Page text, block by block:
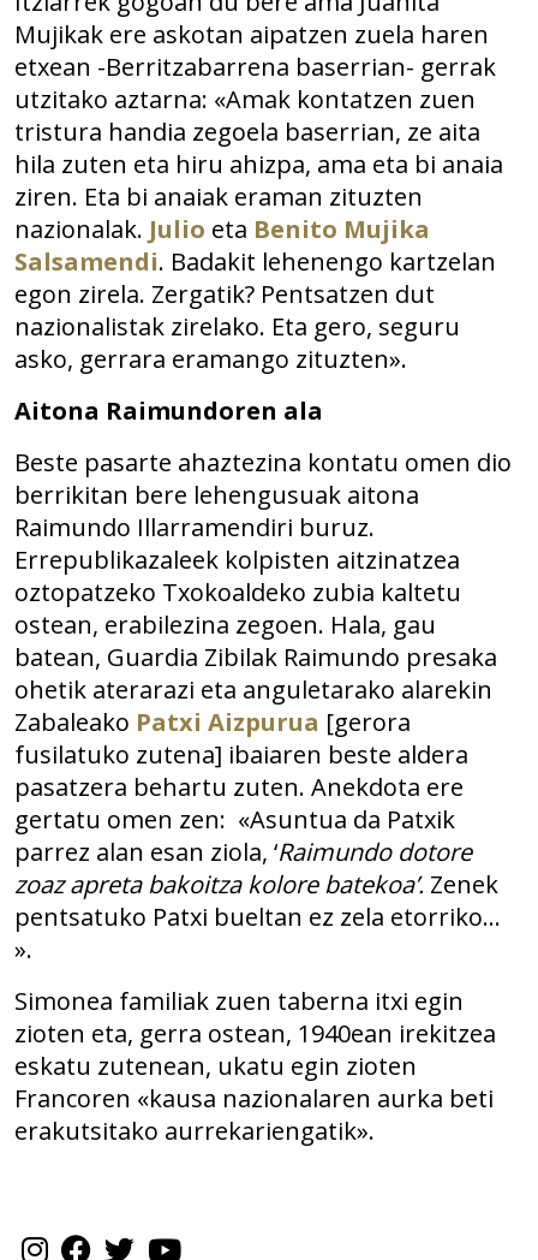
Mujikak ere askotan aipatzen zuela haren
etxean -Berritzabarrena baserrian- gerrak
utzitako aztarna: «Amak kontatzen zuen
tristura handia zegoela baserrian, ze aita
hila zuten eta hiru ahizpa, ama eta bi anaia
ziren. Eta bi anaiak eraman zituzten
nazionalak. Julio eta Benito Mujika
Salsamendi. Badakit lehenengo kartzelan
egon zirela. Zergatik? Pentsatzen dut
nazionalistak zirelako. Eta gero, seguru
asko, gerrara eramango zituzten».
Aitona Raimundoren ala
Beste pasarte ahaztezina kontatu omen dio
berrikitan bere lehengusuak aitona
Raimundo Illarramendiri buruz.
Errepublikazaleek kolpisten aitzinatzea
oztopatzeko Txokoaldeko zubia kaltetu
ostean, erabilezina zegoen. Hala, gau
batean, Guardia Zibilak Raimundo presaka
ohetik aterarazi eta anguletarako alarekin
Zabaleako Patxi Aizpurua [gerora
fusilatuko zutena] ibaiaren beste aldera
pasatzera behartu zuten. Anekdota ere
gertatu omen zen: «Asuntua da Patxik
parrez alan esan ziola, ‘Raimundo dotore
zoaz apreta bakoitza kolore batekoa’. Zenek
pentsatuko Patxi bueltan ez zela etorriko…
».
Simonea familiak zuen taberna itxi egin
zioten eta, gerra ostean, 1940ean irekitzea
eskatu zutenean, ukatu egin zioten
Francoren «kausa nazionalaren aurka beti
erakutsitako aurrekariengatik».